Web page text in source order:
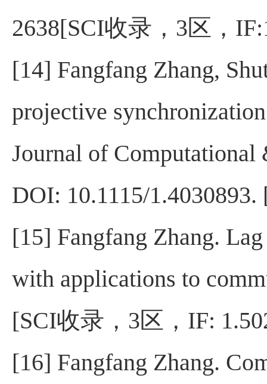
2638[SCI收录， 3区，
[14] Fangfang Zhang,
projective
Journal of
DOI: 10.1115/1.4030893.
[15] Fangfang Zhang.
with applications to
[SCI收录， 3区， IF:
[16] Fangfang Zhang.